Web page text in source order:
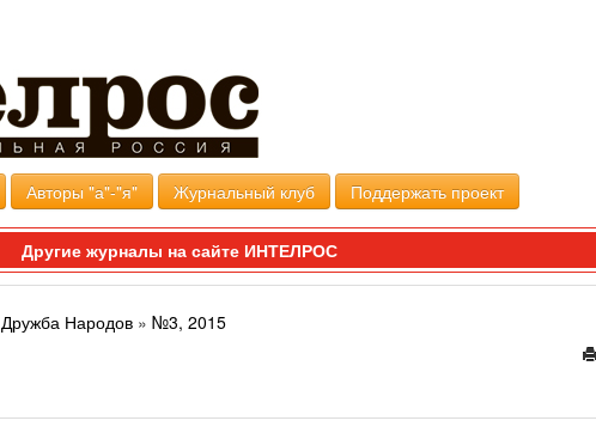
Авторы "а"-"я" Журнальный клуб Поддержать проект
Другие журналы на сайте ИНТЕЛРОС
Дружба Народов » №3, 2015